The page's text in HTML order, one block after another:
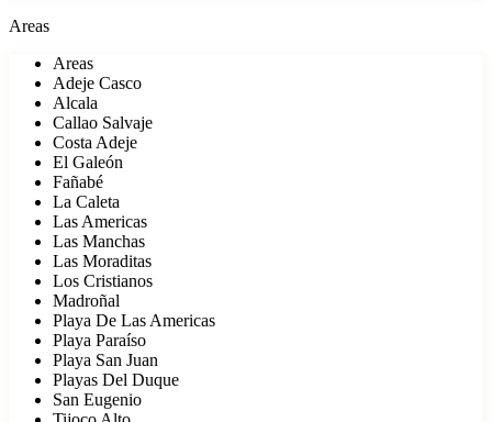
Areas
Areas
Adeje Casco
Alcala
Callao Salvaje
Costa Adeje
El Galeón
Fañabé
La Caleta
Las Americas
Las Manchas
Las Moraditas
Los Cristianos
Madroñal
Playa De Las Americas
Playa Paraíso
Playa San Juan
Playas Del Duque
San Eugenio